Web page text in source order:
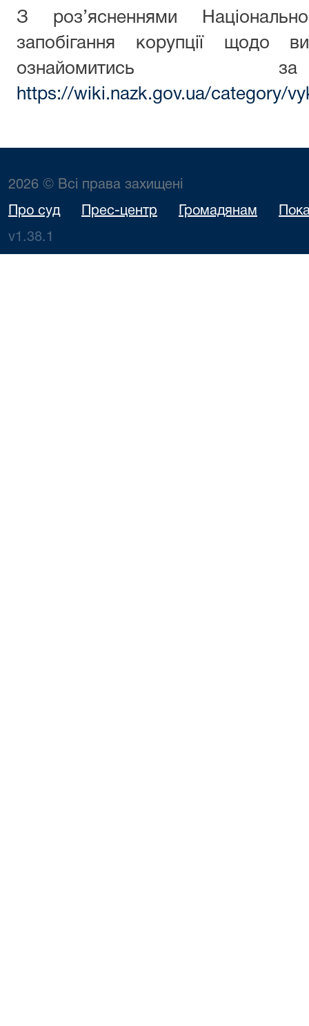
З роз’ясненнями
запобігання корупції щодо
ознайомитись
https://wiki.nazk.gov.ua/category/
2026 © Всі права захищені
Про суд Прес-центр Громадянам
v1.38.1